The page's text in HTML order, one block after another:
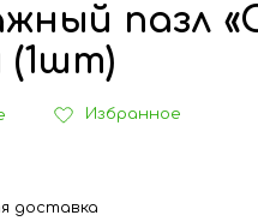
пазл
(1шт)
Избранное
доставка